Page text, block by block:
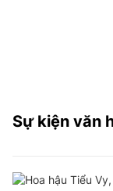
Sự kiện văn